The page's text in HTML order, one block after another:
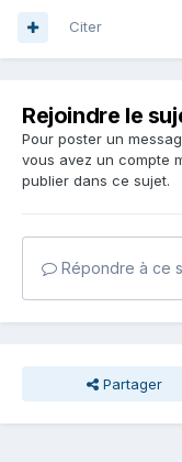
Citer
Rejoindre le
Pour poster un
vous avez un compte
publier dans ce sujet.
Répondre à ce
Partager